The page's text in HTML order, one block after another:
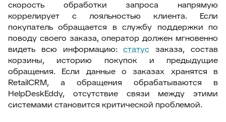
скорость обработки запроса напрямую
коррелирует с лояльностью клиента. Если
покупатель обращается в службу поддержки по
поводу своего заказа, оператор должен мгновенно
видеть всю информацию:статус заказа, состав
корзины, историю покупок и предыдущие
обращения. Если данные о заказах хранятся в
RetailCRM, а обращения обрабатываются в
HelpDeskEddy, отсутствие связи между этими
системами становится критической проблемой.